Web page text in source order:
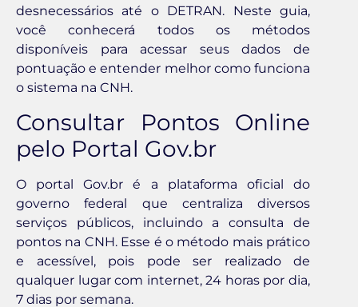
desnecessários até o DETRAN. Neste guia,
você conhecerá todos os métodos
disponíveis para acessar seus dados de
pontuação e entender melhor como funciona
o sistema na CNH.
Consultar Pontos Online
pelo Portal Gov.br
O portal Gov.br é a plataforma oficial do
governo federal que centraliza diversos
serviços públicos, incluindo a consulta de
pontos na CNH. Esse é o método mais prático
e acessível, pois pode ser realizado de
qualquer lugar com internet, 24 horas por dia,
7 dias por semana.